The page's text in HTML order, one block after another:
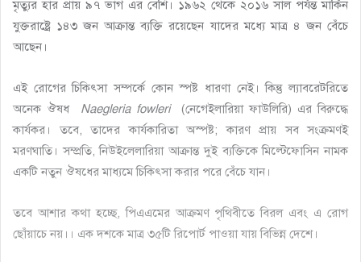
মৃত্যুর হার প্রায় ৯৭ ভাগ এর বেশি। ১৯৬২ থেকে ২০১৬ সাল পর্যন্ত মার্কিন
যুক্তরাষ্ট্রে ১৪৩ জন আক্রান্ত ব্যক্তি রয়েছেন যাদের মধ্যে মাত্র ৪ জন বেঁচে
আছেন।
এই রোগের চিকিৎসা সম্পর্কে কোন স্পষ্ট ধারণা নেই। কিন্তু ল্যাবরেটরিতে
অনেক ঔষধ Naegleria fowleri(নেগেইলারিয়া ফাউলিরি) এর বিরুদ্ধে
কার্যকর ।
তবে, তাদের কার্যকারিতা অস্পষ্ট; কারণ প্রায় সব সংক্রমণই
মরণঘাতি । সম্প্রতি, নিউইলেলারিয়া আক্রান্ত দুই ব্যক্তিকে মিল্টেফোসিন নামক
একটি নতুন ঔষধের মাধ্যমে চিকিৎসা করার পরে বেঁচে যান ।
তবে আশার কথা হচ্ছে, পিএএমের আক্রমণ পৃথিবীতে বিরল এবং এ রোগ
ছোঁয়াচে নয় ।। এক দশকে মাত্র ৩৫টি রিপোর্ট পাওয়া যায় বিভিন্ন দেশে।